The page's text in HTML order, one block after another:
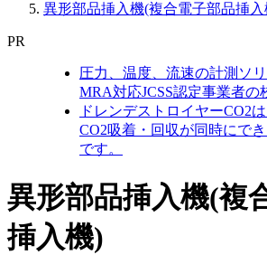
異形部品挿入機(複合電子部品挿入
PR
圧力、温度、流速の計測ソ
MRA対応JCSS認定事業者の
ドレンデストロイヤーCO2
CO2吸着・回収が同時にで
です。
異形部品挿入機(複
挿入機)